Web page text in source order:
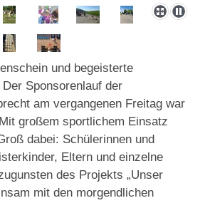
und begeisterte
Sponsorenlauf der
am vergangenen Freitag war
großem sportlichem Einsatz
dabei: Schülerinnen und
Eltern und einzelne
des Projekts „Unser
mit den morgendlichen